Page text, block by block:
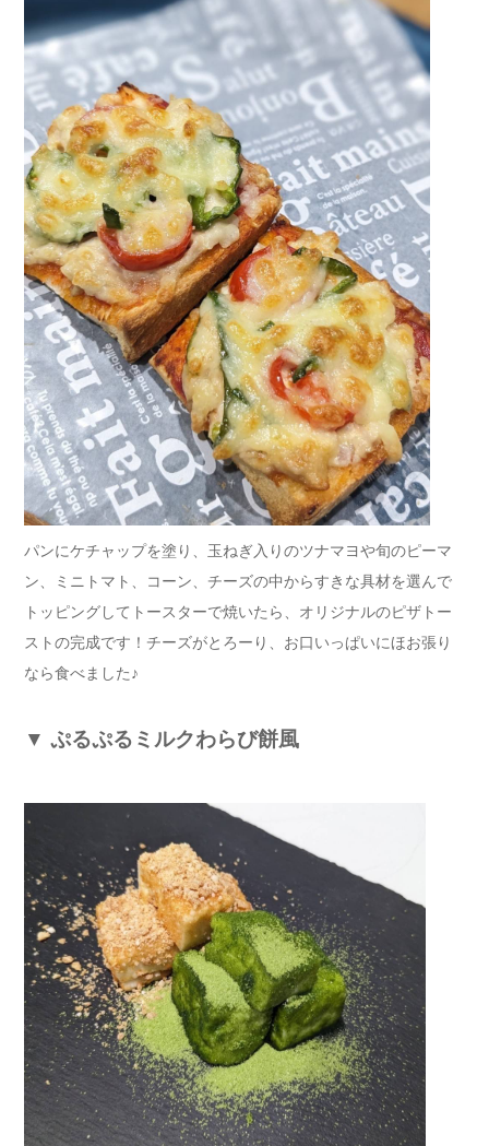
パンにケチャップを塗り、玉ねぎ入りのツナマヨや旬のピーマ
ン、ミニトマト、コーン、チーズの中からすきな具材を選んで
トッピングしてトースターで焼いたら、オリジナルのピザトー
ストの完成です！チーズがとろーり、お口いっぱいにほお張り
なら食べました♪
▼ ぷるぷるミルクわらび餅風